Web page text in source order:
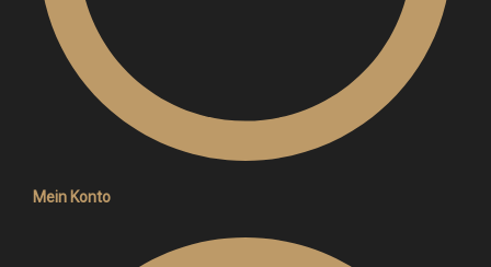
Mein Konto